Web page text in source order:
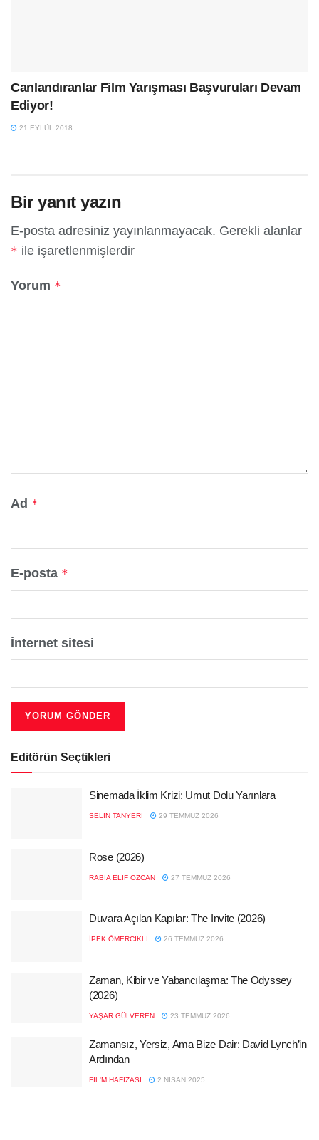
Canlandıranlar Film Yarışması Başvuruları Devam
Ediyor!
21 EYLÜL 2018
Bir yanıt yazın
E-posta adresiniz yayınlanmayacak. Gerekli alanlar
* ile işaretlenmişlerdir
Yorum *
Ad *
E-posta *
İnternet sitesi
Editörün Seçtikleri
Sinemada İklim Krizi: Umut Dolu Yarınlara
SELIN TANYERI 29 TEMMUZ 2026
Rose (2026)
RABIA ELIF ÖZCAN 27 TEMMUZ 2026
Duvara Açılan Kapılar: The Invite (2026)
İPEK ÖMERCIKLI 26 TEMMUZ 2026
Zaman, Kibir ve Yabancılaşma: The Odyssey
(2026)
YAŞAR GÜLVEREN 23 TEMMUZ 2026
Zamansız, Yersiz, Ama Bize Dair: David Lynch’in
Ardından
FIL'M HAFIZASI 2 NISAN 2025